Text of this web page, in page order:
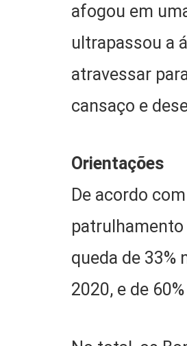
afogou em
ultrapassou a
atravessar
cansaço e
Orientações
De acordo
queda de 33%
2020, e de